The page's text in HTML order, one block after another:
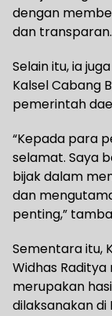
dengan
dan transparan.
Selain itu, ia
Kalsel Cabang
pemerintah
“Kepada para
selamat. Saya
bijak dalam
dan
penting,”
Sementara itu,
Widhas
merupakan
dilaksanakan